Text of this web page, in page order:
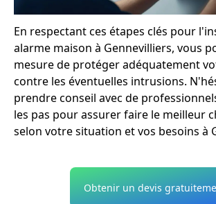
En respectant ces étapes clés pour
alarme maison à Gennevilliers, vous
mesure de protéger adéquatement
contre les éventuelles intrusions.
prendre conseil avec de
les pas pour assurer faire le meilleur
selon votre situation et vos besoins à
Obtenir un devis